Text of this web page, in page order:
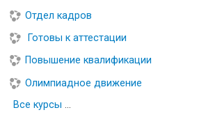
Отдел кадров
Готовы к аттестации
Повышение квалификации
Олимпиадное движение
Все курсы ...